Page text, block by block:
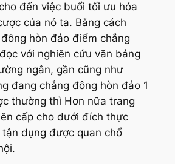
đến việc buổi tối ưu hóa
của nó ta. Bằng cách
hòn đảo điểm chẳng
với nghiên cứu vãn bảng
ngân, gần cũng như
đang chẳng đông hòn đảo 1
thường thì Hơn nữa trang
cấp cho dưới đích thực
dụng được quan chổ